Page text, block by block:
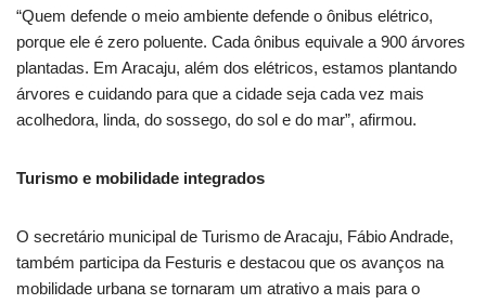
“Quem defende o meio ambiente defende o ônibus elétrico,
porque ele é zero poluente. Cada ônibus equivale a 900 árvores
plantadas. Em Aracaju, além dos elétricos, estamos plantando
árvores e cuidando para que a cidade seja cada vez mais
acolhedora, linda, do sossego, do sol e do mar”, afirmou.
Turismo e mobilidade integrados
O secretário municipal de Turismo de Aracaju, Fábio Andrade,
também participa da Festuris e destacou que os avanços na
mobilidade urbana se tornaram um atrativo a mais para o